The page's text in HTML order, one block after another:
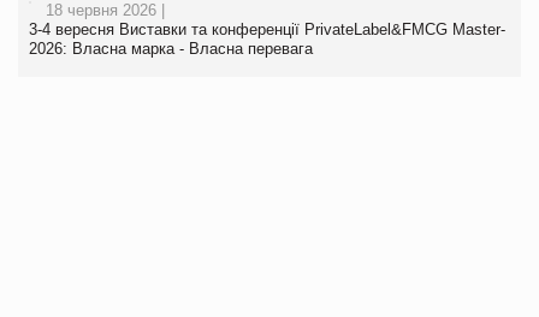
18 червня 2026 |
3-4 вересня Виставки та конференції PrivateLabel&FMCG Master-
2026: Власна марка - Власна перевага